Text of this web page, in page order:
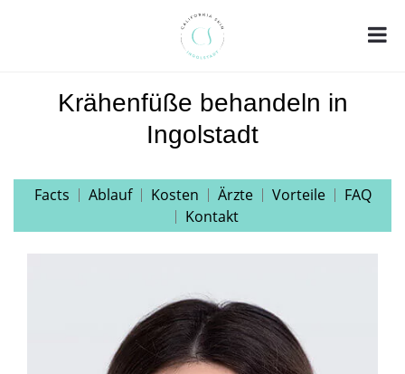
Krähenfüße behandeln in
Ingolstadt
Facts Ablauf Kosten Ärzte Vorteile
FAQ
Kontakt